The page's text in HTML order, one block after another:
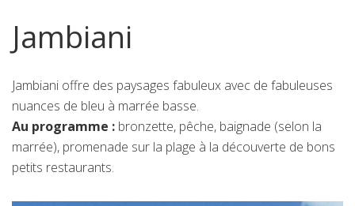
Jambiani
Jambiani offre des paysages fabuleux avec de fabuleuses
nuances de bleu à marrée basse.
Au programme : bronzette, pêche, baignade (selon la
marrée), promenade sur la plage à la découverte de bons
petits restaurants.